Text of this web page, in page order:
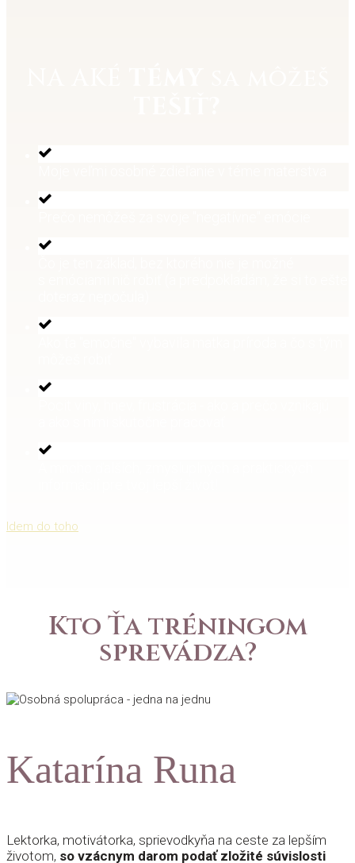
Idem do toho
Kto Ťa tréningom
sprevádza?
Katarína Runa
Lektorka, motivátorka, sprievodkyňa na ceste za lepším
životom, so vzácnym darom podať zložité súvislosti